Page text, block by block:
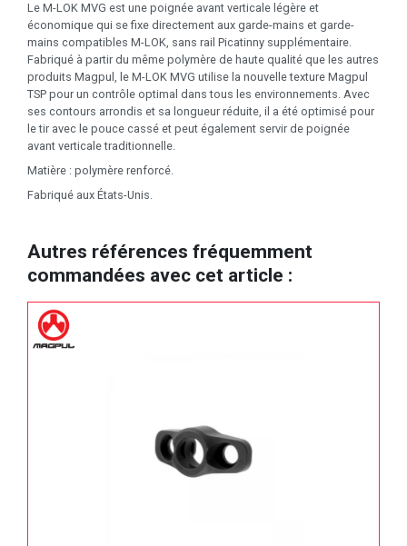
Le M-LOK MVG est une poignée avant verticale légère et
économique qui se fixe directement aux garde-mains et garde-
mains compatibles M-LOK, sans rail Picatinny supplémentaire.
Fabriqué à partir du même polymère de haute qualité que les autres
produits Magpul, le M-LOK MVG utilise la nouvelle texture Magpul
TSP pour un contrôle optimal dans tous les environnements. Avec
ses contours arrondis et sa longueur réduite, il a été optimisé pour
le tir avec le pouce cassé et peut également servir de poignée
avant verticale traditionnelle.
Matière : polymère renforcé.
Fabriqué aux États-Unis.
Autres références fréquemment
commandées avec cet article :